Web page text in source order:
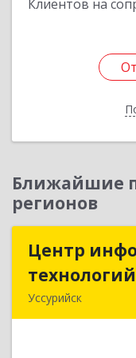
Клиентов на
Ближайшие
регионов
Центр
технологий
Уссурийск